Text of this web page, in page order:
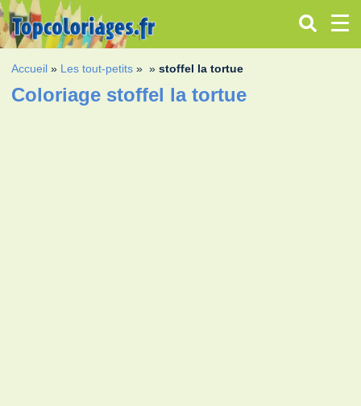
Accueil » Les tout-petits » »stoffel la tortue
Coloriage stoffel la tortue